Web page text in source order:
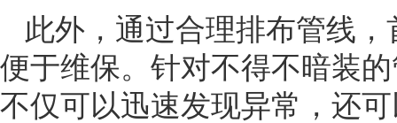
此外，通过合理排布管线
便于维保。针对不得不暗装
不仅可以迅速发现异常，还